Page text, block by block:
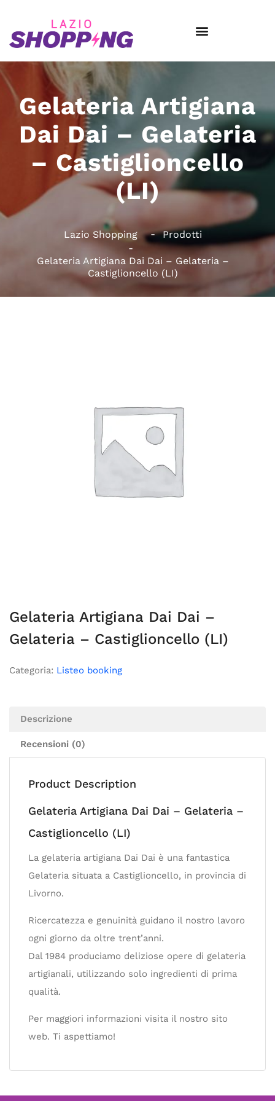
Gelateria Artigiana
Dai Dai – Gelateria
– Castiglioncello
(LI)
Lazio Shopping Prodotti
Gelateria Artigiana Dai Dai – Gelateria –
Castiglioncello (LI)
Gelateria Artigiana Dai Dai –
Gelateria – Castiglioncello (LI)
Categoria: Listeo booking
Descrizione
Recensioni (0)
Product Description
Gelateria Artigiana Dai Dai – Gelateria –
Castiglioncello (LI)
La gelateria artigiana Dai Dai è una fantastica
Gelateria situata a Castiglioncello, in provincia di
Livorno.
Ricercatezza e genuinità guidano il nostro lavoro
ogni giorno da oltre trent’anni.
Dal 1984 produciamo deliziose opere di gelateria
artigianali, utilizzando solo ingredienti di prima
qualità.
Per maggiori informazioni visita il nostro sito
web. Ti aspettiamo!